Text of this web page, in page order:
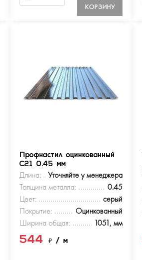
КОРЗИНУ
Профнастил оцинкованный
С21 0.45 мм
Длина:
Уточняйте у менеджера
Толщина металла:
0.45
Цвет:
серый
Покрытие:
Оцинкованный
Ширина общая:
1051, мм
544₽/ м